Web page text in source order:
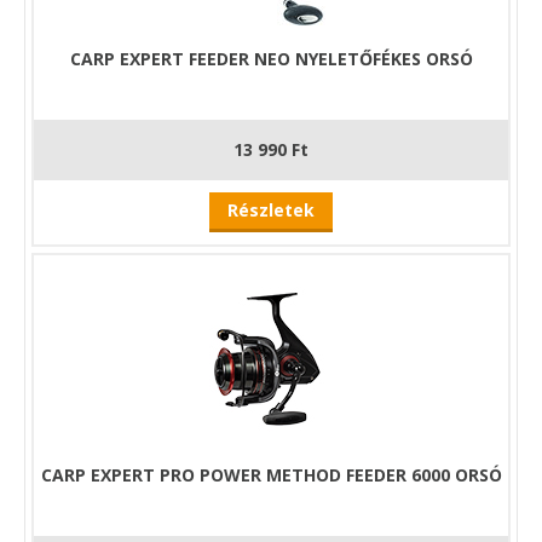
CARP EXPERT FEEDER NEO NYELETŐFÉKES ORSÓ
13 990 Ft
Részletek
CARP EXPERT PRO POWER METHOD FEEDER 6000 ORSÓ